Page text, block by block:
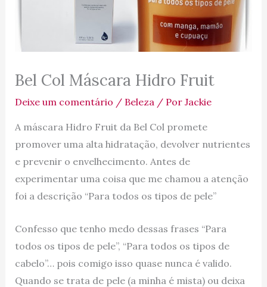
Bel Col Máscara Hidro Fruit
Deixe um comentário / Beleza/ Por Jackie
A máscara Hidro Fruit da Bel Col promete
promover uma alta hidratação, devolver nutrientes
e prevenir o envelhecimento. Antes de
experimentar uma coisa que me chamou a atenção
foi a descrição “Para todos os tipos de pele”
Confesso que tenho medo dessas frases “Para
todos os tipos de pele”, “Para todos os tipos de
cabelo”… pois comigo isso quase nunca é valido.
Quando se trata de pele (a minha é mista) ou deixa